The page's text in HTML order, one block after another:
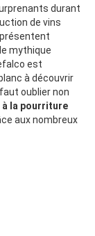
durant
de vins
mythique
est
à découvrir
oublier non
à la pourriture
aux nombreux